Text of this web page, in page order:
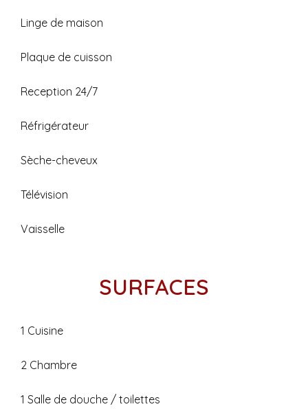
Linge de maison
Plaque de cuisson
Reception 24/7
Réfrigérateur
Sèche-cheveux
Télévision
Vaisselle
SURFACES
1 Cuisine
2 Chambre
1 Salle de douche / toilettes